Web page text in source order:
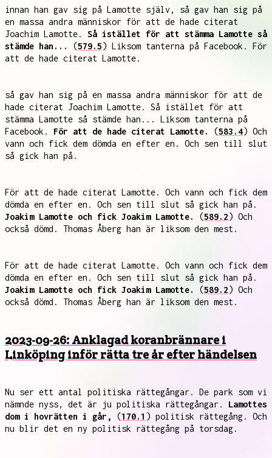
innan han gav sig på Lamotte själv, så gav han sig på
en massa andra människor för att de hade citerat
Joachim Lamotte. Så istället för att stämma Lamotte så
stämde han...
(579.5) Liksom tanterna på Facebook. För
att de hade citerat Lamotte.
så gav han sig på en massa andra människor för att de
hade citerat Joachim Lamotte. Så istället för att
stämma Lamotte så stämde han... Liksom tanterna på
Facebook. För att de hade citerat Lamotte. (583.4) Och
vann och fick dem dömda en efter en. Och sen till slut
så gick han på.
För att de hade citerat Lamotte. Och vann och fick dem
dömda en efter en. Och sen till slut så gick han på.
Joakim Lamotte och fick Joakim Lamotte.
(589.2) Och
också dömd. Thomas Åberg han är liksom den mest.
För att de hade citerat Lamotte. Och vann och fick dem
dömda en efter en. Och sen till slut så gick han på.
Joakim Lamotte och fick Joakim Lamotte.
(589.2) Och
också dömd. Thomas Åberg han är liksom den mest.
2023-09-26: Anklagad koranbrännare i
Linköping inför rätta tre år efter händelsen
Nu ser ett antal politiska rättegångar. De park som vi
nämnde nyss, det är ju politiska rättegångar. Lamottes
dom i hovrätten i går,
(170.1 ) politisk rättegång. Och
nu blir det en ny politisk rättegång på torsdag.